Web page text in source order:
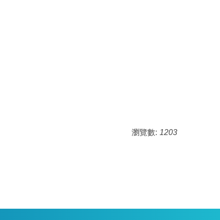
瀏覽數: 1203